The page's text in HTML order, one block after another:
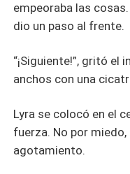
empeoraba las
dio un paso al frente.
“¡Siguiente!”, gritó el
anchos con una
Lyra se colocó en el
fuerza. No por miedo,
agotamiento.